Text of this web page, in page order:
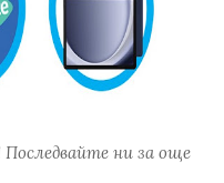
ни за още